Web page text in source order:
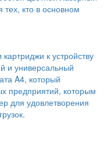
кто в основном
к устройству
и универсальный
A4, который
предприятий, которым
для удовлетворения